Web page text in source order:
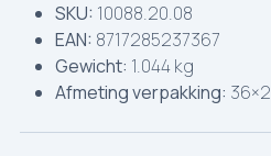
SKU: 10088.20.08
EAN: 8717285237367
Gewicht: 1.044 kg
Afmeting verpakking: